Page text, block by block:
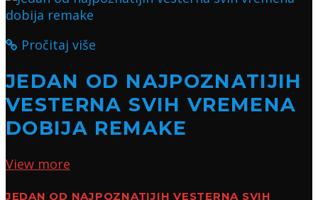
Pročitaj više
JEDAN OD NAJPOZNATIJIH
VESTERNA SVIH VREMENA
DOBIJA REMAKE
View more
JEDAN OD NAJPOZNATIJIH VESTERNA SVIH